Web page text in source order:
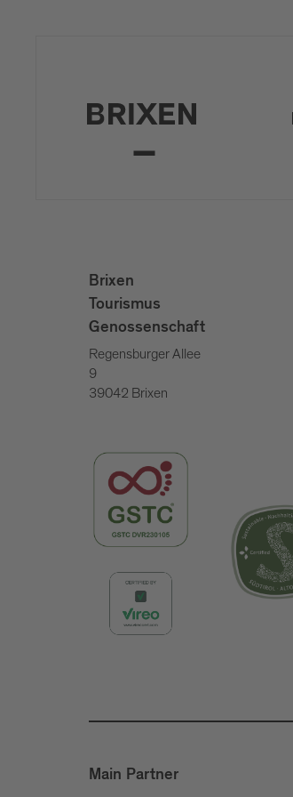
Brixen
Tourismus
Genossenschaft
Regensburger Allee
9
39042 Brixen
Main Partner